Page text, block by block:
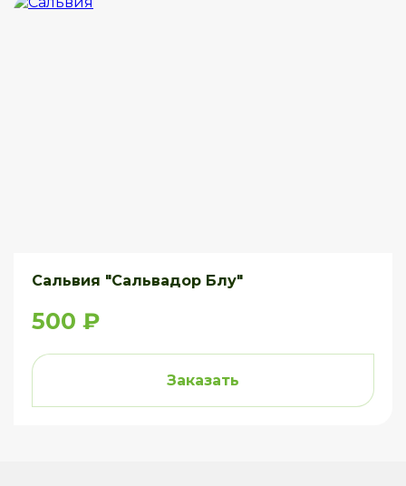
Сальвия "Сальвадор Блу"
500 ₽
Заказать